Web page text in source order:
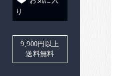
り
9,900円以上
送料無料